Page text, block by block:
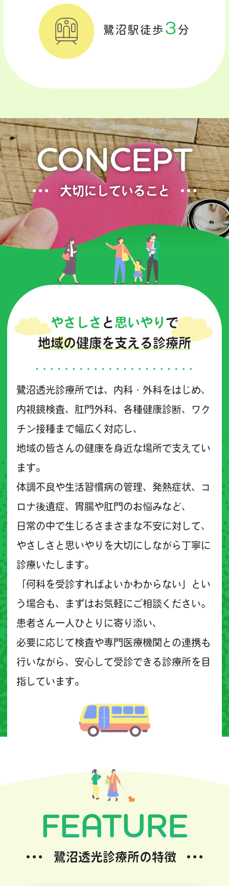
鷺沼駅徒歩 3 分
CONCEPT
大切にしていること
やさしさ と 思いやり で
地域の健康を支える診療所
鷺沼透光診療所では、内科・外科をはじめ、
内視鏡検査、肛門外科、各種健康診断、ワク
チン接種まで幅広く対応し、
地域の皆さんの健康を身近な場所で支えてい
ます。
体調不良や生活習慣病の管理、発熱症状、コ
ロナ後遺症、胃腸や肛門のお悩みなど、
日常の中で生じるさまざまな不安に対して、
やさしさと思いやりを大切にしながら丁寧に
診療いたします。
「何科を受診すればよいかわからない」とい
う場合も、まずはお気軽にご相談ください。
患者さん一人ひとりに寄り添い、
必要に応じて検査や専門医療機関との連携も
行いながら、安心して受診できる診療所を目
指しています。
FEATURE
鷺沼透光診療所の特徴